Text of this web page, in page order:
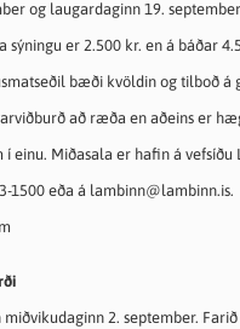
og laugardaginn 19.
sýningu er 2.500 kr. en á báðar
bæði kvöldin og tilboð á
að ræða en aðeins er
í einu. Miðasala er hafin á vefsíðu
1500 eða á lambinn@lambinn.is.
2. september.